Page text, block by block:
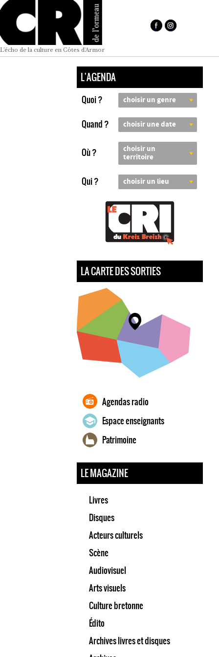
L'écho de la culture en Côtes d'Armor
L'AGENDA
Quoi ? choisir un genre
Quand ? choisir une date
Où ?
choisir un
territoire
Qui ? choisir un lieu
LA CARTE DES SORTIES
Agendas radio
Espace enseignants
Patrimoine
LE MAGAZINE
Livres
Disques
Acteurs culturels
Scène
Audiovisuel
Arts visuels
Culture bretonne
Édito
Archives livres et disques